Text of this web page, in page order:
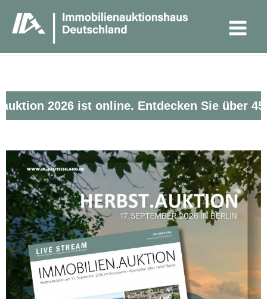
Inhalt
Menu
2026 ist online. Entdecken Sie über 45